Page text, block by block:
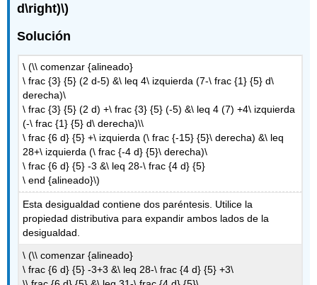
d\right)\)
Solución
\ (\\ comenzar {alineado}
\ frac {3} {5} (2 d-5) &\ leq 4\ izquierda (7-\ frac {1} {5} d\
derecha)\
\ frac {3} {5} (2 d) +\ frac {3} {5} (-5) &\ leq 4 (7) +4\ izquierda
(-\ frac {1} {5} d\ derecha)\\
\ frac {6 d} {5} +\ izquierda (\ frac {-15} {5}\ derecha) &\ leq
28+\ izquierda (\ frac {-4 d} {5}\ derecha)\
\ frac {6 d} {5} -3 &\ leq 28-\ frac {4 d} {5}
\ end {alineado}\)
Esta desigualdad contiene dos paréntesis. Utilice la
propiedad distributiva para expandir ambos lados de la
desigualdad.
\ (\\ comenzar {alineado}
\ frac {6 d} {5} -3+3 &\ leq 28-\ frac {4 d} {5} +3\